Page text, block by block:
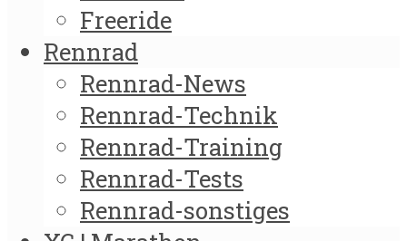
Freeride
Rennrad
Rennrad-News
Rennrad-Technik
Rennrad-Training
Rennrad-Tests
Rennrad-sonstiges